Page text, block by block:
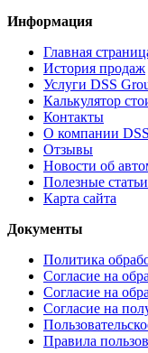
Информация
Главная
История продаж
Услуги DSS
Калькулятор
Контакты
О компании
Отзывы
Новости об
Полезные
Карта сайта
Документы
Политика
Согласие на
Согласие на
Согласие на
Правила